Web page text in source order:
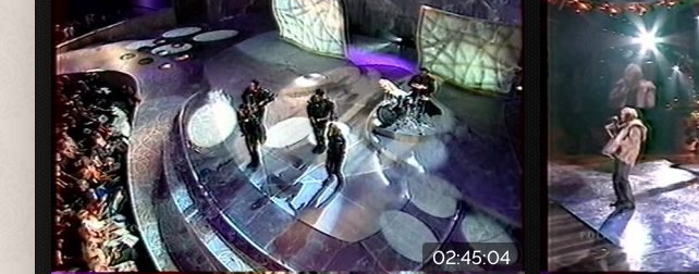
02:45:04